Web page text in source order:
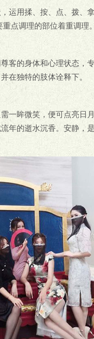
运用揉、按、点、拨、
点调理的部位着重调理。
客的身体和心理状态，
在独特的肢体诠释下。
一眸微笑，便可点亮日
年的逝水沉香。安静，